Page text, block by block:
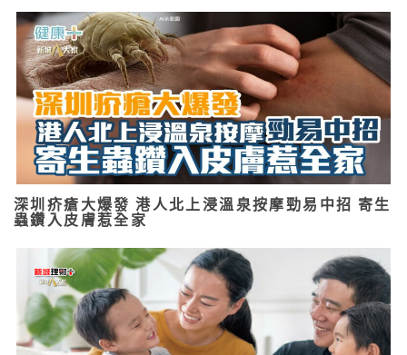
深圳疥瘡大爆發 港人北上浸溫泉按摩勁易中招 寄生
蟲鑽入皮膚惹全家